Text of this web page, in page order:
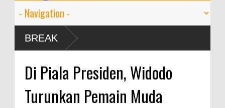
BREAK
tumbuh 9-11
Di Piala Presiden, Widodo
Turunkan Pemain Muda